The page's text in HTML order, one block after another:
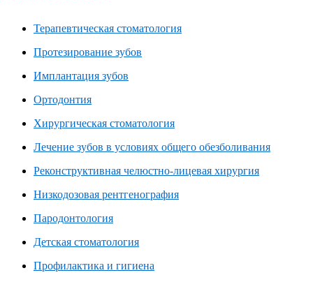
Терапевтическая стоматология
Протезирование зубов
Имплантация зубов
Ортодонтия
Хирургическая стоматология
Лечение зубов в условиях общего обезболивания
Реконструктивная челюстно-лицевая хирургия
Низкодозовая рентгенография
Пародонтология
Детская стоматология
Профилактика и гигиена